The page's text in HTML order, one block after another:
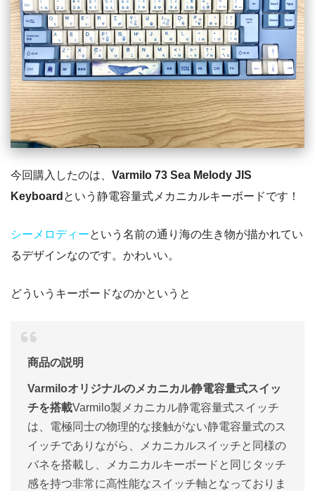
今回購入したのは、 Varmilo 73 Sea Melody JIS
Keyboard という静電容量式メカニカルキーボードです！
シーメロディーという名前の通り海の生き物が描かれてい
るデザインなのです。かわいい。
どういうキーボードなのかというと
商品の説明
Varmiloオリジナルのメカニカル静電容量式スイッ
チを搭載Varmilo製メカニカル静電容量式スイッチ
は、電極同士の物理的な接触がない静電容量式のス
イッチでありながら、メカニカルスイッチと同様の
バネを搭載し、メカニカルキーボードと同じタッチ
感を持つ非常に高性能なスイッチ軸となっておりま